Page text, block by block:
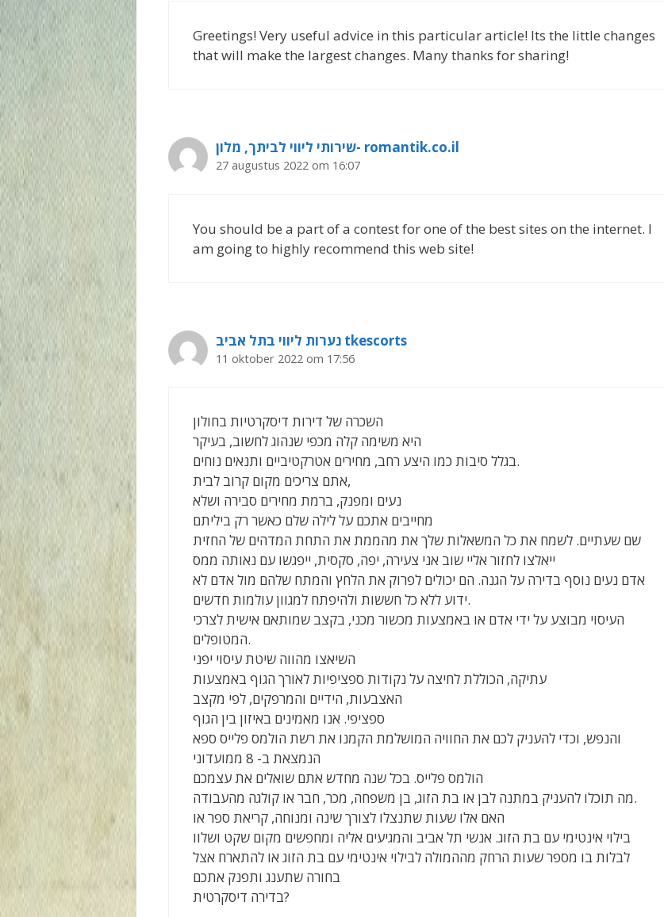
Greetings! Very useful advice in this particular article! Its the little changes
that will make the largest changes. Many thanks for sharing!
שירותי ליווי לביתך, מלון- romantik.co.il
27 augustus 2022 om 16:07
You should be a part of a contest for one of the best sites on the internet. I
am going to highly recommend this web site!
נערות ליווי בתל אביב tkescorts
11 oktober 2022 om 17:56
השכרה של דירות דיסקרטיות בחולון
היא משימה קלה מכפי שנהוג לחשוב, בעיקר
בגלל סיבות כמו היצע רחב, מחירים אטרקטיביים ותנאים נוחים.
אתם צריכים מקום קרוב לבית,
נעים ומפנק, ברמת מחירים סבירה ושלא
מחייבים אתכם על לילה שלם כאשר רק ביליתם
שם שעתיים. לשמח את כל המשאלות שלך את מהממת את התחת המדהים של החזית
ייאלצו לחזור אליי שוב אני צעירה, יפה, סקסית, ייפגשו עם נאותה ממס
אדם נעים נוסף בדירה על הגנה. הם יכולים לפרוק את הלחץ והמתח שלהם מול אדם לא
ידוע ללא כל חששות ולהיפתח למגוון עולמות חדשים.
העיסוי מבוצע על ידי אדם או באמצעות מכשור מכני, בקצב שמותאם אישית לצרכי
המטופלים.
השיאצו מהווה שיטת עיסוי יפני
עתיקה, הכוללת לחיצה על נקודות ספציפיות לאורך הגוף באמצעות
האצבעות, הידיים והמרפקים, לפי מקצב
ספציפי. אנו מאמינים באיזון בין הגוף
והנפש, וכדי להעניק לכם את החוויה המושלמת הקמנו את רשת הולמס פלייס ספא
הנמצאת ב- 8 ממועדוני
הולמס פלייס. בכל שנה מחדש אתם שואלים את עצמכם
מה תוכלו להעניק במתנה לבן או בת הזוג, בן משפחה, מכר, חבר או קולגה מהעבודה.
האם אלו שעות שתנצלו לצורך שינה ומנוחה, קריאת ספר או
בילוי אינטימי עם בת הזוג. אנשי תל אביב והמגיעים אליה ומחפשים מקום שקט ושלוו
לבלות בו מספר שעות הרחק מההמולה לבילוי אינטימי עם בת הזוג או להתארח אצל
בחורה שתענג ותפנק אתכם
בדירה דיסקרטית?